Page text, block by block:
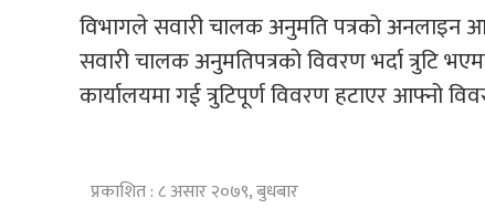
विभागले सवारी चालक अनुमति पत्रको अनलाइन
सवारी चालक अनुमतिपत्रको विवरण भर्दा त्रुटि
कार्यालयमा गई त्रुटिपूर्ण विवरण हटाएर आफ्नो
प्रकाशित : ८ असार २०७९, बुधबार